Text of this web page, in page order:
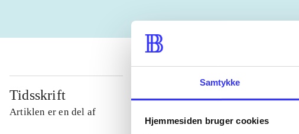
Samtykke
Hjemmesiden bruger cookies
Tidsskrift
Artiklen er en del af
Tidsskrift